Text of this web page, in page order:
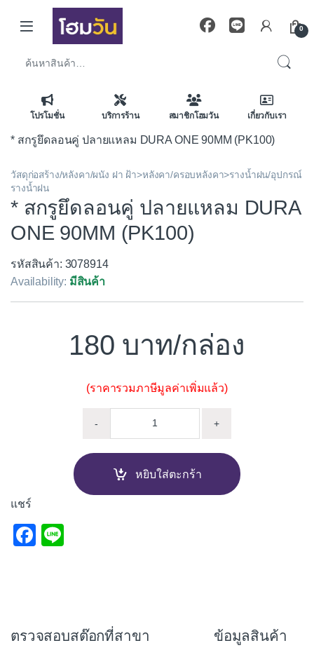
Skip to navigation
Skip to content
0
โปรโมชั่น บริการร้าน สมาชิกโฮมวัน เกี่ยวกับเรา
* สกรูยึดลอนคู่ ปลายแหลม DURA ONE 90MM (PK100)
วัสดุก่อสร้าง/หลังคา/ผนัง ฝา ฝ้า>หลังคา/ครอบหลังคา>รางน้ำฝน/อุปกรณ์
รางน้ำฝน
* สกรูยึดลอนคู่ ปลายแหลม DURA
ONE 90MM (PK100)
รหัสสินค้า: 3078914
Availability: มีสินค้า
180 /กล่อง
(ราคารวมภาษีมูลค่าเพิ่มแล้ว)
- +
หยิบใส่ตะกร้า
แชร์
F
ตรวจสอบสต๊อกที่สาขา ข้อมูลสินค้า